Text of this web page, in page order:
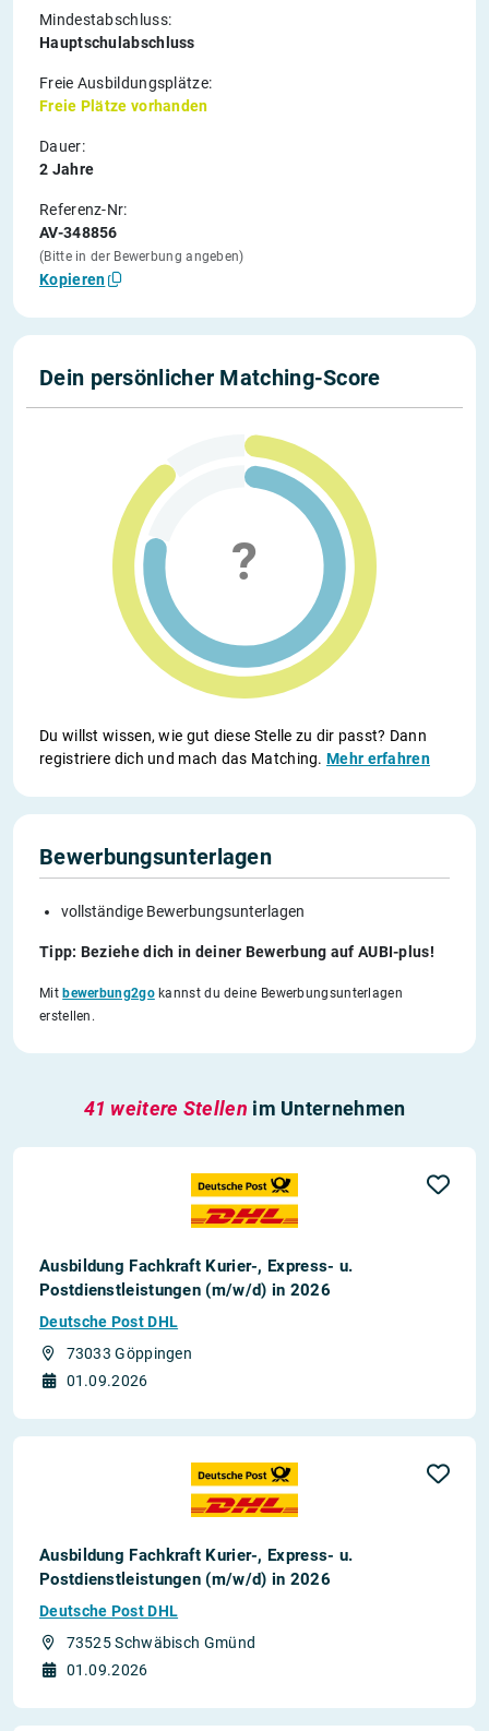
Mindestabschluss:
Hauptschulabschluss
Freie Ausbildungsplätze:
Freie Plätze vorhanden
Dauer:
2 Jahre
Referenz-Nr:
AV-348856
(Bitte in der Bewerbung angeben)
Kopieren
Dein persönlicher Matching-Score
Du willst wissen, wie gut diese Stelle zu dir passt? Dann
registriere dich und mach das Matching.Mehr erfahren
Bewerbungsunterlagen
vollständige Bewerbungsunterlagen
Tipp: Beziehe dich in deiner Bewerbung auf AUBI-plus!
Mit bewerbung2gokannst du deine Bewerbungsunterlagen
erstellen.
41 weitere Stellen im Unternehmen
Ausbildung Fachkraft Kurier-, Express- u.
Postdienstleistungen (m/w/d) in 2026
Deutsche Post DHL
73033 Göppingen
01.09.2026
Ausbildung Fachkraft Kurier-, Express- u.
Postdienstleistungen (m/w/d) in 2026
Deutsche Post DHL
73525 Schwäbisch Gmünd
01.09.2026